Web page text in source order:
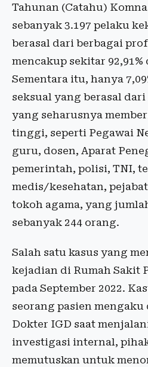
Tahunan (Catahu)
sebanyak 3.197 pelaku
berasal dari berbagai
mencakup sekitar
Sementara itu, hanya
seksual yang berasal
yang seharusnya
tinggi, seperti Pegawai
guru, dosen, Aparat
pemerintah, polisi, TNI,
medis/kesehatan,
tokoh agama, yang
sebanyak 244 orang.
Salah satu kasus yang
kejadian di Rumah Sakit
pada September 2022.
seorang pasien
Dokter IGD saat
investigasi internal,
memutuskan untuk